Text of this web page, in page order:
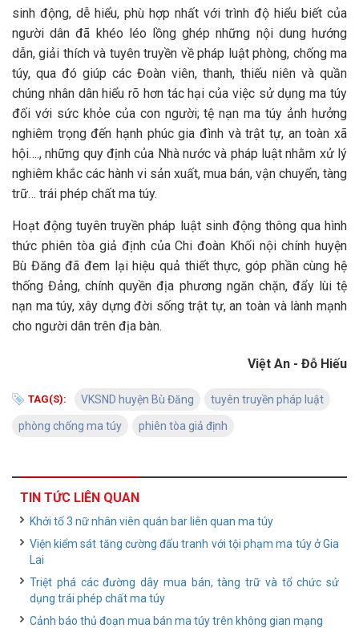
sinh động, dễ hiểu, phù hợp nhất với trình độ hiểu biết của
người dân đã khéo léo lồng ghép những nội dung hướng
dẫn, giải thích và tuyên truyền về pháp luật phòng, chống ma
túy, qua đó giúp các Đoàn viên, thanh, thiếu niên và quần
chúng nhân dân hiểu rõ hơn tác hại của việc sử dụng ma túy
đối với sức khỏe của con người; tệ nạn ma túy ảnh hưởng
nghiêm trọng đến hạnh phúc gia đình và trật tự, an toàn xã
hội…., những quy định của Nhà nước và pháp luật nhằm xử lý
nghiêm khắc các hành vi sản xuất, mua bán, vận chuyển, tàng
trữ… trái phép chất ma túy.
Hoạt động tuyên truyền pháp luật sinh động thông qua hình
thức phiên tòa giả định của Chi đoàn Khối nội chính huyện
Bù Đăng đã đem lại hiệu quả thiết thực, góp phần cùng hệ
thống Đảng, chính quyền địa phương ngăn chặn, đẩy lùi tệ
nạn ma túy, xây dựng đời sống trật tự, an toàn và lành mạnh
cho người dân trên địa bàn.
Việt An - Đỗ Hiếu
TAG(S): VKSND huyện Bù Đăng tuyên truyền pháp luật
phòng chống ma túy phiên tòa giả định
TIN TỨC LIÊN QUAN
Khởi tố 3 nữ nhân viên quán bar liên quan ma túy
Viện kiểm sát tăng cường đấu tranh với tội phạm ma túy ở Gia
Lai
Triệt phá các đường dây mua bán, tàng trữ và tổ chức sử
dụng trái phép chất ma túy
Cảnh báo thủ đoạn mua bán ma túy trên không gian mạng